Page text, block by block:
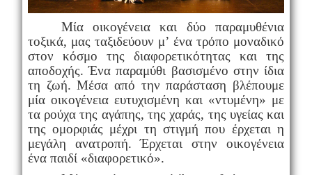
Μία οικογένεια και δύο παραμυθένια
τοξικά, μας ταξιδεύουν μ’ ένα τρόπο μοναδικό
στον κόσμο της διαφορετικότητας και της
αποδοχής. Ένα παραμύθι βασισμένο στην ίδια
τη ζωή. Μέσα από την παράσταση βλέπουμε
μία οικογένεια ευτυχισμένη και «ντυμένη» με
τα ρούχα της αγάπης, της χαράς, της υγείας και
της ομορφιάς μέχρι τη στιγμή που έρχεται η
μεγάλη ανατροπή. Έρχεται στην οικογένεια
ένα παιδί «διαφορετικό».